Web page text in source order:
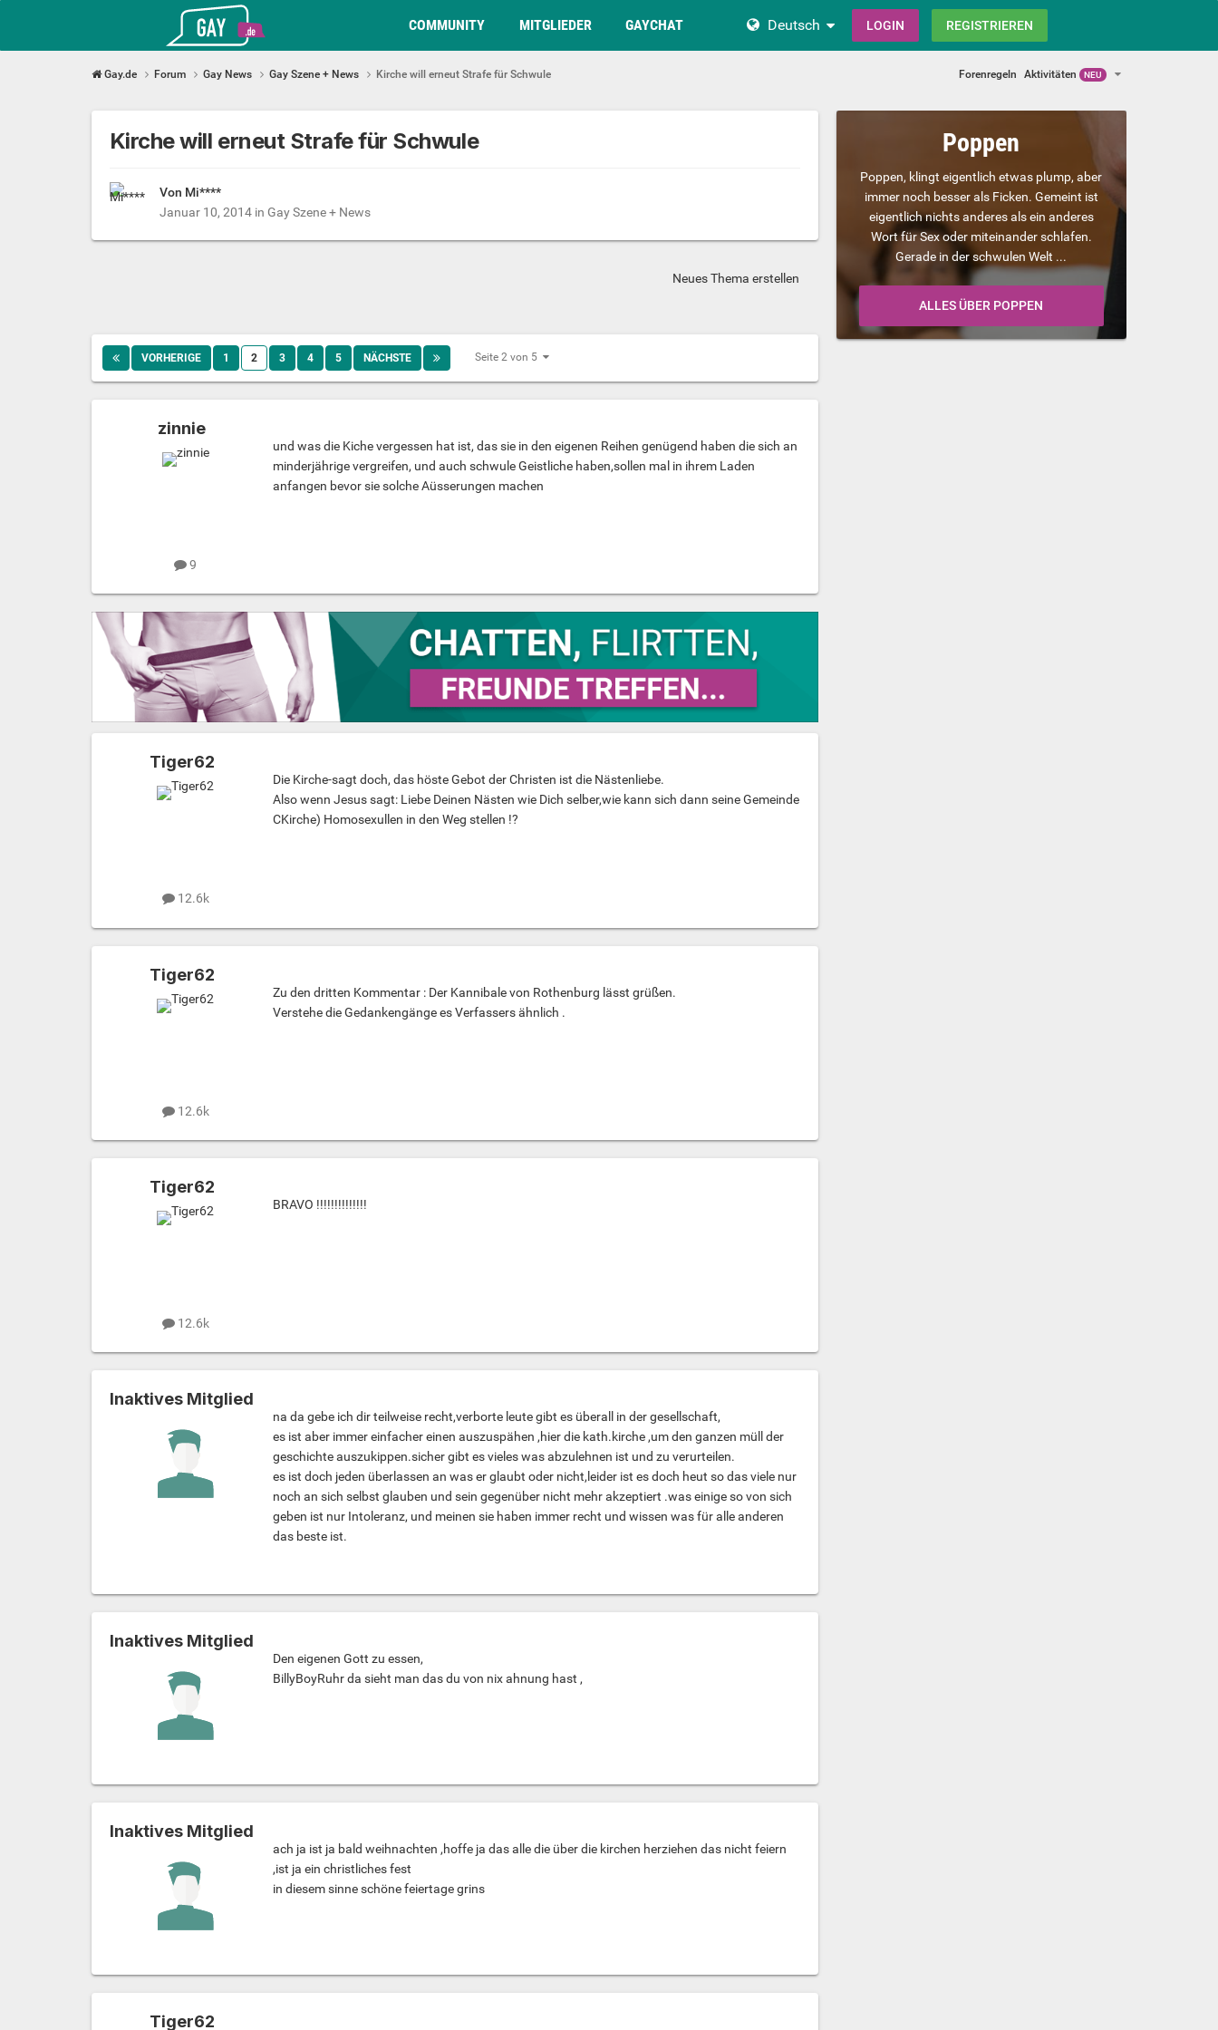
COMMUNITY MITGLIEDER GAYCHAT Deutsch LOGIN REGISTRIEREN
Forenregeln Aktivitäten NEU
Gay.de Forum Gay News Gay Szene + News Kirche will erneut Strafe für Schwule
Kirche will erneut Strafe für Schwule
Von Mi****
Januar 10, 2014in Gay Szene + News
Neues Thema erstellen
VORHERIGE 1 2 3 4 5 NÄCHSTE Seite 2 von 5
zinnie
9
und was die Kiche vergessen hat ist, das sie in den eigenen Reihen genügend haben die sich an
minderjährige vergreifen, und auch schwule Geistliche haben,sollen mal in ihrem Laden
anfangen bevor sie solche Aüsserungen machen
Tiger62
12.6k
Die Kirche-sagt doch, das höste Gebot der Christen ist die Nästenliebe.
Also wenn Jesus sagt: Liebe Deinen Nästen wie Dich selber,wie kann sich dann seine Gemeinde
CKirche) Homosexullen in den Weg stellen !?
Tiger62
12.6k
Zu den dritten Kommentar : Der Kannibale von Rothenburg lässt grüßen.
Verstehe die Gedankengänge es Verfassers ähnlich .
Tiger62
12.6k
BRAVO !!!!!!!!!!!!!!
Inaktives Mitglied
na da gebe ich dir teilweise recht,verborte leute gibt es überall in der gesellschaft,
es ist aber immer einfacher einen auszuspähen ,hier die kath.kirche ,um den ganzen müll der
geschichte auszukippen.sicher gibt es vieles was abzulehnen ist und zu verurteilen.
es ist doch jeden überlassen an was er glaubt oder nicht,leider ist es doch heut so das viele nur
noch an sich selbst glauben und sein gegenüber nicht mehr akzeptiert .was einige so von sich
geben ist nur Intoleranz, und meinen sie haben immer recht und wissen was für alle anderen
das beste ist.
Inaktives Mitglied
Den eigenen Gott zu essen,
BillyBoyRuhr da sieht man das du von nix ahnung hast ,
Inaktives Mitglied
ach ja ist ja bald weihnachten ,hoffe ja das alle die über die kirchen herziehen das nicht feiern
,ist ja ein christliches fest
in diesem sinne schöne feiertage grins
Tiger62
Poppen
Poppen, klingt eigentlich etwas plump, aber
immer noch besser als Ficken. Gemeint ist
eigentlich nichts anderes als ein anderes
Wort für Sex oder miteinander schlafen.
Gerade in der schwulen Welt ...
ALLES ÜBER POPPEN